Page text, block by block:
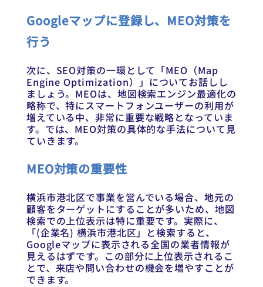
Googleマップに登録し、MEO対策を
行う
次に、SEO対策の一環として「MEO（Map
Engine Optimization）」についてお話しし
ましょう。MEOは、地図検索エンジン最適化の
略称で、特にスマートフォンユーザーの利用が
増えている中、非常に重要な戦略となっていま
す。では、MEO対策の具体的な手法について見
ていきます。
MEO対策の重要性
横浜市港北区で事業を営んでいる場合、地元の
顧客をターゲットにすることが多いため、地図
検索での上位表示は特に重要です。実際に、
「(企業名) 横浜市港北区」と検索すると、
Googleマップに表示される全国の業者情報が
見えるはずです。この部分に上位表示されるこ
とで、来店や問い合わせの機会を増やすことが
できます。